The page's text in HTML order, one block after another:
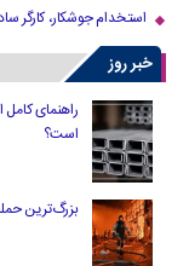
استخدام جوشکار، کارگر
خبر روز
راهنمای
است؟
بزرگ‌ترین